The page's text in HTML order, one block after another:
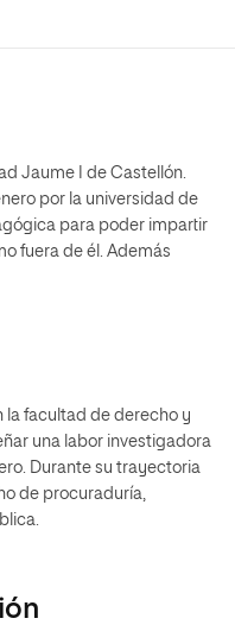
Jaume I de Castellón.
por la universidad de
para poder impartir
fuera de él. Además
la facultad de derecho y
una labor investigadora
Durante su trayectoria
de procuraduría,